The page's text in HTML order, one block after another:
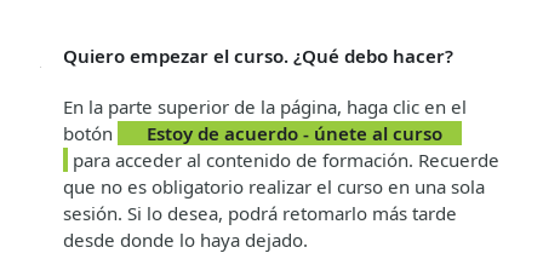
Quiero empezar el curso. ¿Qué debo hacer?
En la parte superior de la página, haga clic en el
botón
Estoy de acuerdo - únete al curso
para acceder al contenido de formación. Recuerde
que no es obligatorio realizar el curso en una sola
sesión. Si lo desea, podrá retomarlo más tarde
desde donde lo haya dejado.